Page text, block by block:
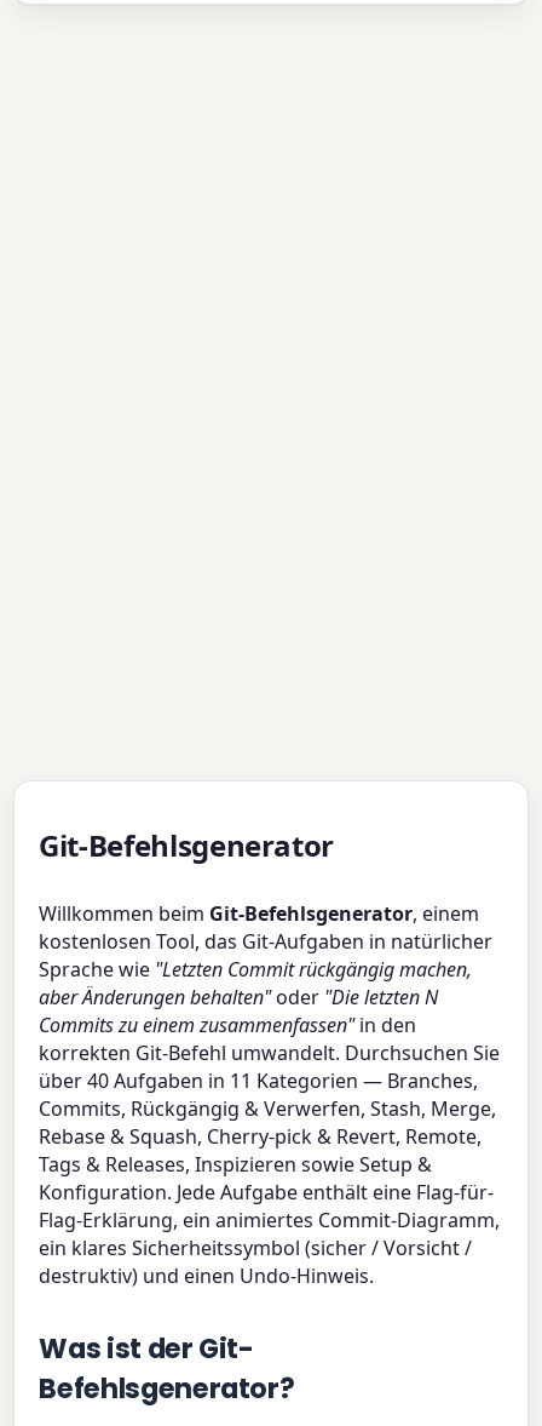
Git-Befehlsgenerator
Willkommen beim Git-Befehlsgenerator, einem
kostenlosen Tool, das Git-Aufgaben in natürlicher
Sprache wie "Letzten Commit rückgängig machen,
aber Änderungen behalten"oder "Die letzten N
Commits zu einem zusammenfassen"in den
korrekten Git-Befehl umwandelt. Durchsuchen Sie
über 40 Aufgaben in 11 Kategorien — Branches,
Commits, Rückgängig & Verwerfen, Stash, Merge,
Rebase & Squash, Cherry-pick & Revert, Remote,
Tags & Releases, Inspizieren sowie Setup &
Konfiguration. Jede Aufgabe enthält eine Flag-für-
Flag-Erklärung, ein animiertes Commit-Diagramm,
ein klares Sicherheitssymbol (sicher / Vorsicht /
destruktiv) und einen Undo-Hinweis.
Was ist der Git-
Befehlsgenerator?